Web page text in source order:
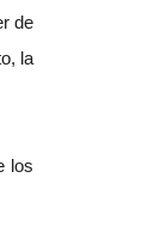
de
la
los